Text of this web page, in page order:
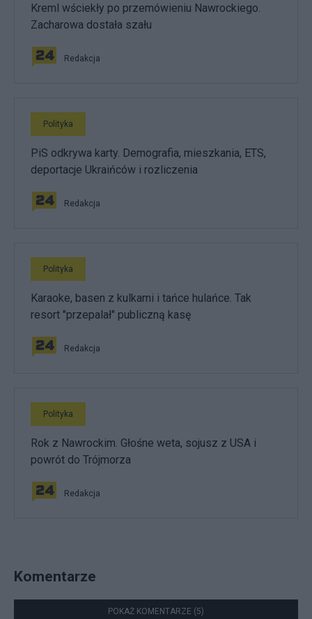
Kreml wściekły po przemówieniu Nawrockiego.
Zacharowa dostała szału
Redakcja
Polityka
PiS odkrywa karty. Demografia, mieszkania, ETS,
deportacje Ukraińców i rozliczenia
Redakcja
Polityka
Karaoke, basen z kulkami i tańce hulańce. Tak
resort "przepalał" publiczną kasę
Redakcja
Polityka
Rok z Nawrockim. Głośne weta, sojusz z USA i
powrót do Trójmorza
Redakcja
Komentarze
POKAŻ KOMENTARZE (5)